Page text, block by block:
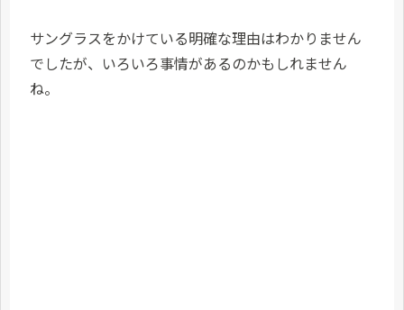
サングラスをかけている明確な理由はわかりません
でしたが、いろいろ事情があるのかもしれません
ね。